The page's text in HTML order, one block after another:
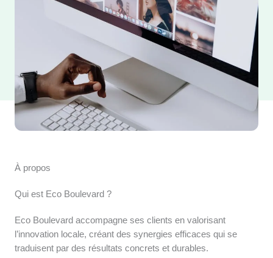
À propos
Qui est Eco Boulevard ?
Eco Boulevard accompagne ses clients en valorisant
l’innovation locale, créant des synergies efficaces qui se
traduisent par des résultats concrets et durables.